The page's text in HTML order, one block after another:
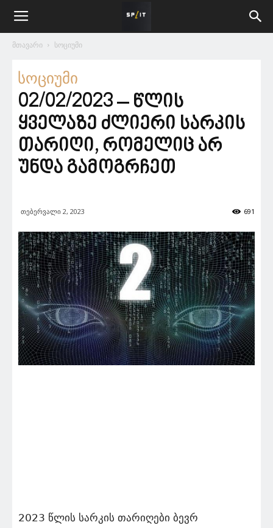
მთავარი სოციუმი
სოციუმი
02/02/2023 – წლის
ყველაზე ძლიერი სარკის
თარიღი, რომელიც არ
უნდა გამოგრჩეთ
თებერვალი 2, 2023 691
2023 წლის სარკის თარიღები ბევრ